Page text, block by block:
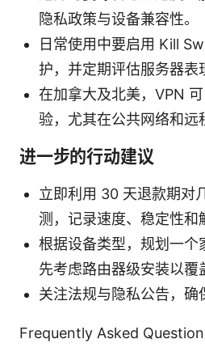
隐私政策与设备兼容性。
日常使用中要启用 Kill
护，并定期评估服务器表
在加拿大及北美，VPN
验，尤其在公共网络和远
进一步的行动建议
立即利用 30 天退款期对
测，记录速度、稳定性和
根据设备类型，规划一个
先考虑路由器级安装以覆
关注法规与隐私公告，确
Frequently Asked